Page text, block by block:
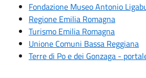
Fondazione Museo Antonio
Regione Emilia Romagna
Turismo Emilia Romagna
Unione Comuni Bassa Reggiana
Terre di Po e dei Gonzaga -